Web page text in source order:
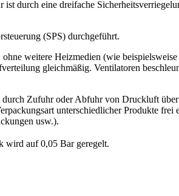
durch eine dreifache
(SPS) durchgeführt.
weitere Heizmedien (wie
gleichmäßig. Ventilatoren
Zufuhr oder Abfuhr von Druckluft
unterschiedlicher Produkte
usw.).
wird auf 0,05 Bar geregelt.